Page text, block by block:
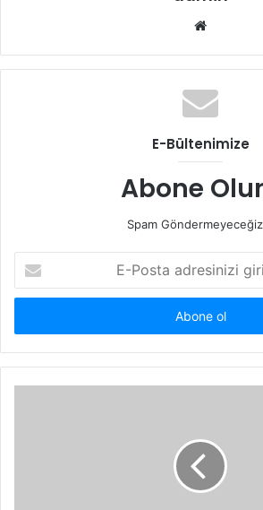
Web
E-Bültenimize
Abone
Spam
Posta
adresinizi